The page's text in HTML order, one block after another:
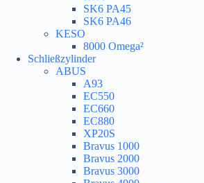
SK6 PA45
SK6 PA46
KESO
8000 Omega²
Schließzylinder
ABUS
A93
EC550
EC660
EC880
XP20S
Bravus 1000
Bravus 2000
Bravus 3000